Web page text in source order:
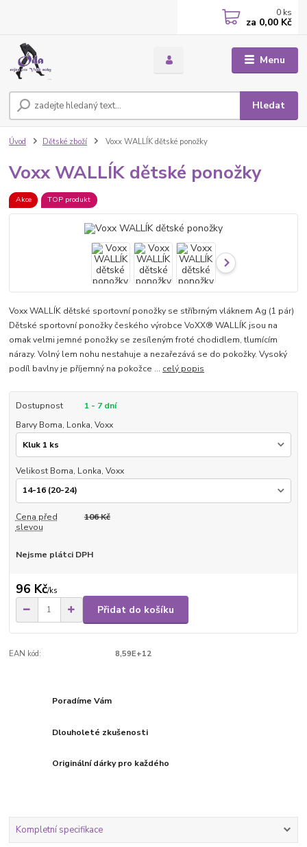
Menu
Hledat
0 ks
za 0,00 Kč
Úvod Dětské zboží Voxx WALLÍK dětské ponožky
Voxx WALLÍK dětské ponožky
Akce TOP produkt
Voxx WALLÍK dětské sportovní ponožky se stříbrným vláknem Ag (1 pár)
Dětské sportovní ponožky českého výrobce VoXX® WALLÍK jsou na
omak velmi jemné ponožky se zesíleným froté chodidlem, tlumícím
nárazy. Volný lem nohu nestahuje a nezařezává se do pokožky. Vysoký
podíl bavlny je příjemný na pokožce ... celý popis
Dostupnost
1 - 7 dní
Barvy Boma, Lonka, Voxx
Velikost Boma, Lonka, Voxx
Cena před
slevou
106 Kč
Nejsme plátci DPH
96 Kč/ks
Přidat do košíku
EAN kód: 8,59E+12
Poradíme Vám
Dlouholeté zkušenosti
Originální dárky pro každého
Kompletní specifikace